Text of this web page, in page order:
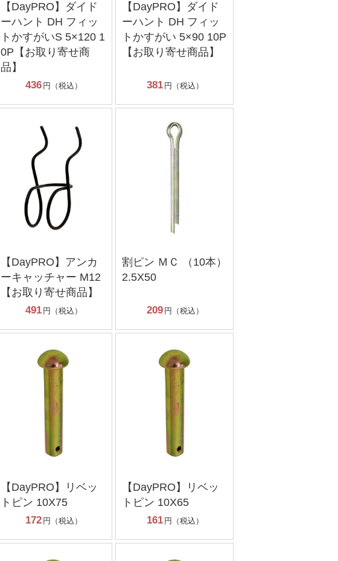
【DayPRO】ダイド
ーハント DH フィッ
トかすがいS 5×120 1
0P【お取り寄せ商
品】
436 円（税込）
【DayPRO】ダイド
ーハント DH フィッ
トかすがい 5×90 10P
【お取り寄せ商品】
381 円（税込）
【DayPRO】アンカ
ーキャッチャー M12
【お取り寄せ商品】
491 円（税込）
割ピン ＭＣ （10本）
2.5X50
209 円（税込）
【DayPRO】リベッ
トピン 10X75
172 円（税込）
【DayPRO】リベッ
トピン 10X65
161 円（税込）